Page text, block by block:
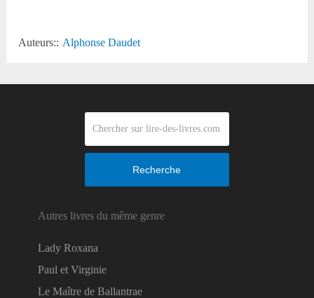
Auteurs:: Alphonse Daudet
Recherche
Autres livres du même genre
Lady Roxana
Paul et Virginie
Le Maître de Ballantrae